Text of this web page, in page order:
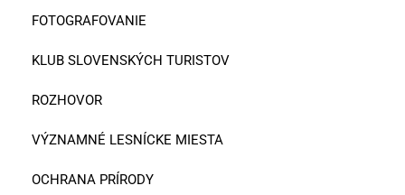
FOTOGRAFOVANIE
KLUB SLOVENSKÝCH TURISTOV
ROZHOVOR
VÝZNAMNÉ LESNÍCKE MIESTA
OCHRANA PRÍRODY